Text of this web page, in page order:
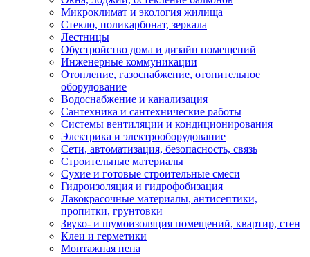
Микроклимат и экология жилища
Стекло, поликарбонат, зеркала
Лестницы
Обустройство дома и дизайн помещений
Инженерные коммуникации
Отопление, газоснабжение, отопительное
оборудование
Водоснабжение и канализация
Сантехника и сантехнические работы
Системы вентиляции и кондиционирования
Электрика и электрооборудование
Сети, автоматизация, безопасность, связь
Строительные материалы
Сухие и готовые строительные смеси
Гидроизоляция и гидрофобизация
Лакокрасочные материалы, антисептики,
пропитки, грунтовки
Звуко- и шумоизоляция помещений, квартир, стен
Клеи и герметики
Монтажная пена